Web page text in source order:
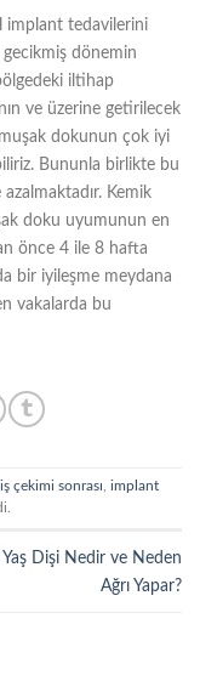
implant tedavilerini
gecikmiş dönemin
iltihap
ve üzerine getirilecek
dokunun çok iyi
Bununla birlikte bu
Kemik
doku uyumunun en
önce 4 ile 8 hafta
bir iyileşme meydana
vakalarda bu
çekimi sonrası
implant
Dişi Nedir ve Neden
Ağrı Yapar?